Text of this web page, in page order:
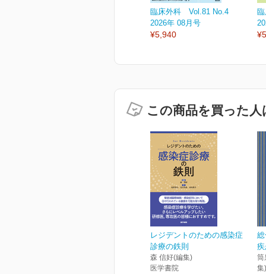
臨床外科 Vol.81 No.4
2026年 08月号
¥5,940
この商品を買った
レジデントのための感染症
診療の鉄則
森 信好(編集)
医学書院
筒
集